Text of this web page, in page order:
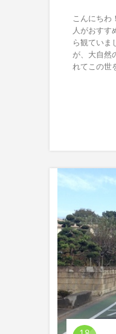
こんにちわ
人がおすす
ら観ていま
が、大自然
れてこの世